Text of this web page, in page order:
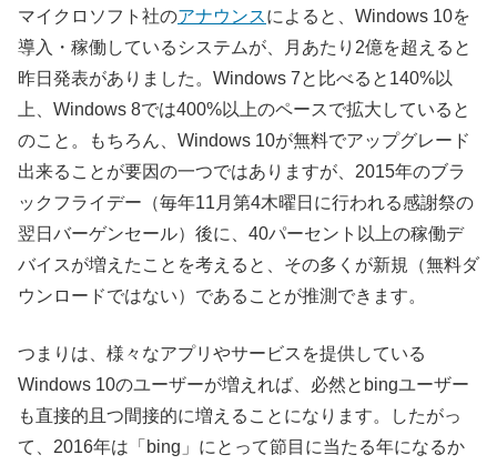
マイクロソフト社のアナウンスによると、Windows 10を
導入・稼働しているシステムが、月あたり2億を超えると
昨日発表がありました。Windows 7と比べると140%以
上、Windows 8では400%以上のペースで拡大していると
のこと。もちろん、Windows 10が無料でアップグレード
出来ることが要因の一つではありますが、2015年のブラ
ックフライデー（毎年11月第4木曜日に行われる感謝祭の
翌日バーゲンセール）後に、40パーセント以上の稼働デ
バイスが増えたことを考えると、その多くが新規（無料ダ
ウンロードではない）であることが推測できます。
つまりは、様々なアプリやサービスを提供している
Windows 10のユーザーが増えれば、必然とbingユーザー
も直接的且つ間接的に増えることになります。したがっ
て、2016年は「bing」にとって節目に当たる年になるか